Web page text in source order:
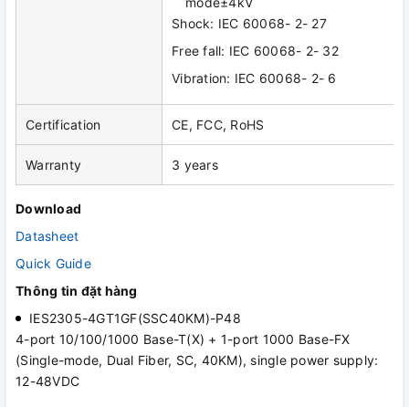
Shock: IEC 60068- 2- 27
Free fall: IEC 60068- 2- 32
Vibration: IEC 60068- 2- 6
Certification CE, FCC, RoHS
Warranty 3 years
Download
Datasheet
Quick Guide
Thông tin đặt hàng
IES2305-4GT1GF(SSC40KM)-P48
4-port 10/100/1000 Base-T(X) + 1-port 1000 Base-FX
(Single-mode, Dual Fiber, SC, 40KM), single power supply:
12-48VDC